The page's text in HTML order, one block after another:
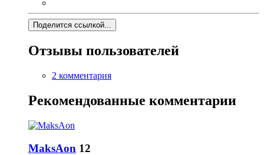
Поделится ссылкой...
Отзывы пользователей
2 комментария
Рекомендованные комментарии
MaksAon 12